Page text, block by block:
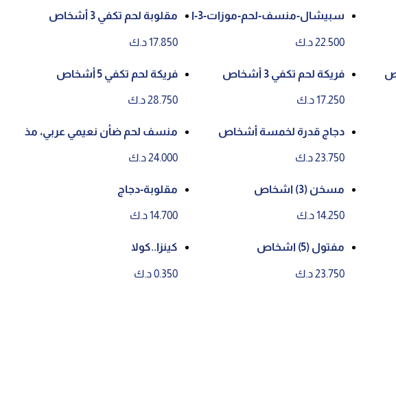
سبيشال-منسف-لحم-موزات-3-ا
22.500 د.ك
مقلوبة لحم تكفي 3 أشخاص
17.850 د.ك
فريكة لحم تكفي 3 أشخاص
17.250 د.ك
فريكة لحم تكفي 5 أشخاص
28.750 د.ك
دجاج قدرة لخمسة أشخاص
23.750 د.ك
منسف لحم ضأن نعيمي عربي، مذ
24.000 د.ك
مسخن (3) اشخاص
14.250 د.ك
مقلوبة-دجاج
14.700 د.ك
مفتول (5) اشخاص
23.750 د.ك
كينزا..كولا
0.350 د.ك